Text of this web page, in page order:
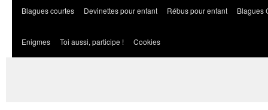
Blagues courtes Devinettes pour enfant Rébus pour enfant Blagues
Enigmes Toi aussi, participe ! Cookies